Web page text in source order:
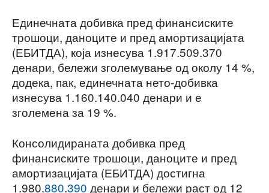
Единечната добивка пред финансиските
трошоци, даноците и пред амортизацијата
(ЕБИТДА), која изнесува 1.917.509.370
денари, бележи зголемување од околу 14 %,
додека, пак, единечната нето-добивка
изнесува 1.160.140.040 денари и е
зголемена за 19 %.
Консолидираната добивка пред
финансиските трошоци, даноците и пред
амортизацијата (ЕБИТДА) достигна
1.980.880.390 денари и бележи раст од 12